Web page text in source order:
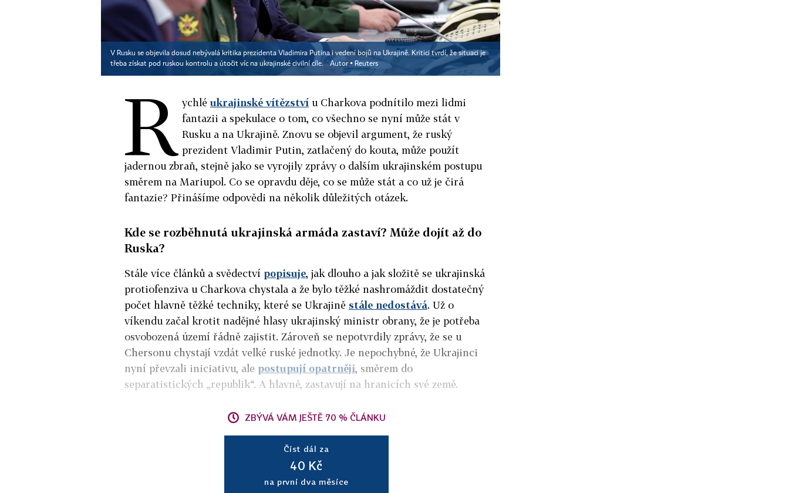
V Rusku se objevila dosud nebývalá kritika prezidenta Vladimira Putina i vedení bojů na Ukrajině. Kritici tvrdí, že situaci je
třeba získat pod ruskou kontrolu a útočit víc na ukrajinské civilní cíle.
Autor ▪ Reuters
R ychléukrajinské vítězství u Charkova podnítilo mezi lidmi
fantazii a spekulace o tom, co všechno se nyní může stát v
Rusku a na Ukrajině. Znovu se objevil argument, že ruský
prezident Vladimir Putin, zatlačený do kouta, může použít
jadernou zbraň, stejně jako se vyrojily zprávy o dalším ukrajinském postupu
směrem na Mariupol. Co se opravdu děje, co se může stát a co už je čirá
fantazie? Přinášíme odpovědi na několik důležitých otázek.
Kde se rozběhnutá ukrajinská armáda zastaví? Může dojít až do
Ruska?
Stále více článků a svědectví popisuje, jak dlouho a jak složitě se ukrajinská
protiofenziva u Charkova chystala a že bylo těžké nashromáždit dostatečný
počet hlavně těžké techniky, které se Ukrajině stále nedostává. Už o
víkendu začal krotit nadějné hlasy ukrajinský ministr obrany, že je potřeba
osvobozená území řádně zajistit. Zároveň se nepotvrdily zprávy, že se u
Chersonu chystají vzdát velké ruské jednotky. Je nepochybné, že Ukrajinci
nyní převzali iniciativu, ale postupují opatrněji, směrem do
separatistických „republik“. A hlavně, zastavují na hranicích své země.
ZBÝVÁ VÁM JEŠTĚ 70 % ČLÁNKU
Číst dál za
40 Kč
na první dva měsíce